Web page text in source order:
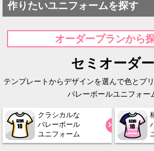
作りたいユニフォームを探す
オーダープランから
セミオーダー
テンプレートからデザインを選んで色とプ
バレーボールユニフォー
クラシカルな
バレーボール
ユニフォーム